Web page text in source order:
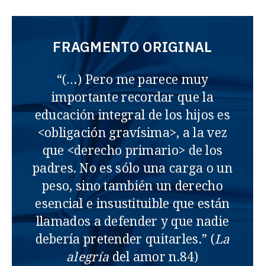
FRAGMENTO ORIGINAL
“(…) Pero me parece muy
importante recordar que la
educación integral de los hijos es
<obligación gravísima>, a la vez
que <derecho primario> de los
padres. No es sólo una carga o un
peso, sino también un derecho
esencial e insustituible que están
llamados a defender y que nadie
debería pretender quitarles.” (La
alegría del amor n.84)